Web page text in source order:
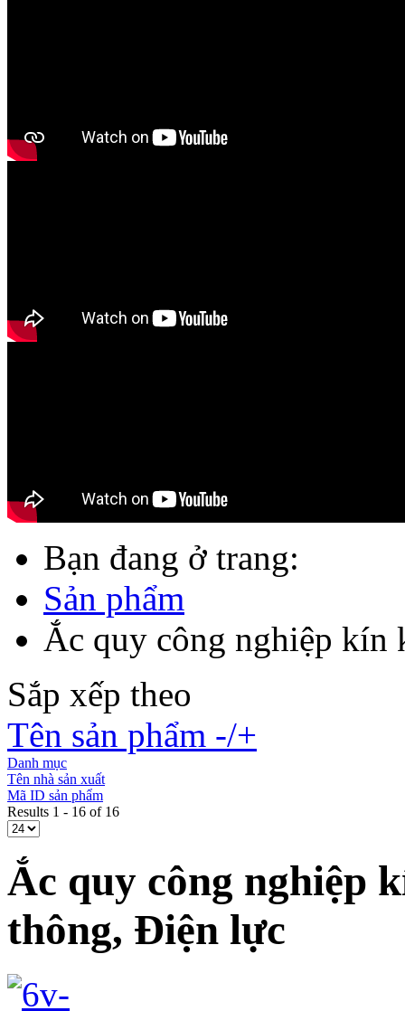
Bạn đang ở trang:
Sản phẩm
Ắc quy công nghiệp
Sắp xếp theo
Tên sản phẩm -/+
Danh mục
Tên nhà sản xuất
Mã ID sản phẩm
Results 1 - 16 of 16
Ắc quy công nghiệp
thông, Điện lực